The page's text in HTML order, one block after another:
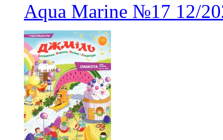
Aqua Marine №17 12/